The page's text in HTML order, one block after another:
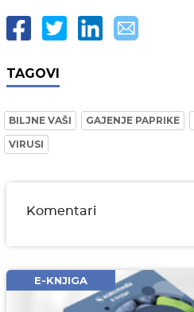
TAGOVI
BILJNE VAŠI GAJENJE PAPRIKE
VIRUSI
Komentari
Email* obavezno
E-KNJIGA